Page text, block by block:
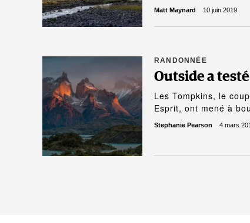
Matt Maynard 10 juin 2019
RANDONNÉE
Outside a
Les Tompkins, le
Esprit, ont mené à
Stephanie Pearson 4 mars